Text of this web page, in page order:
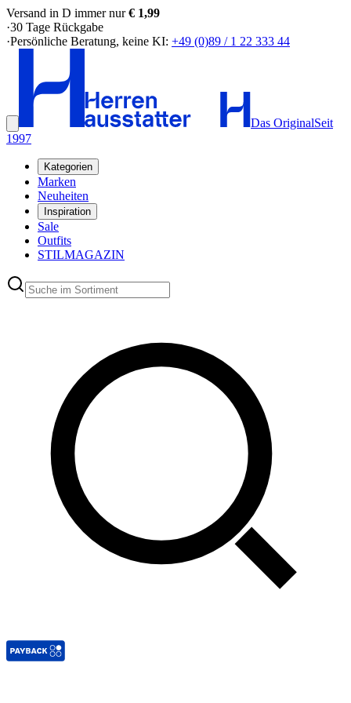
Versand in D immer nur € 1,99
·30 Tage Rückgabe
·Persönliche Beratung, keine KI: +49 (0)89 / 1 22 333 44
Das OriginalSeit
1997
Kategorien
Marken
Neuheiten
Inspiration
Sale
Outfits
STILMAGAZIN